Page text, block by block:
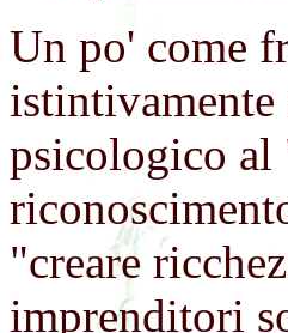
Un po' come
psicologico al
"creare
imprenditori